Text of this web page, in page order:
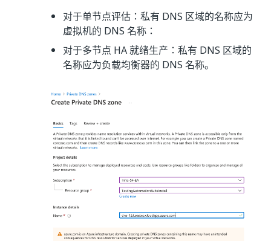
对于单节点评估：私有 DNS 区域的名称应为
虚拟机的 DNS 名称：
对于多节点 HA 就绪生产：私有 DNS 区域的
名称应为负载均衡器的 DNS 名称。